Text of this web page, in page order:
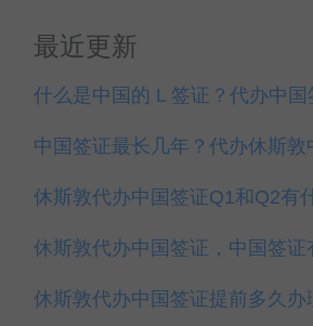
最近更新
什么是中国的 L 签证？代办中国
中国签证最长几年？代办休斯敦
休斯敦代办中国签证Q1和Q2有
休斯敦代办中国签证，中国签证
休斯敦代办中国签证提前多久办